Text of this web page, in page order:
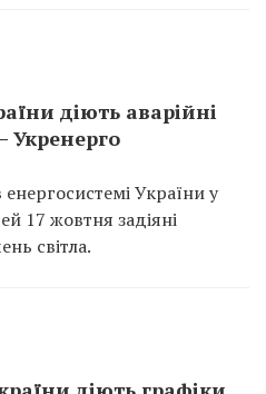
діють аварійні
Укренерго
України у
17 жовтня задіяні
світла.